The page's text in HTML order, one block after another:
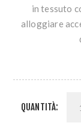
in tessuto
alloggiare
QUANTITÀ: